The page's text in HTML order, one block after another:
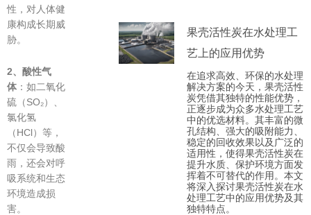
性，对人体健
康构成长期威
胁。
2、 酸性气
体 ：如二氧化
硫（SO₂）、
氯化氢
（HCl）等，
不仅会导致酸
雨，还会对呼
吸系统和生态
环境造成损
害。
果壳活性炭在水处理工
艺上的应用优势
在追求高效、环保的水处理
解决方案的今天，果壳活性
炭凭借其独特的性能优势，
正逐步成为众多水处理工艺
中的优选材料。其丰富的微
孔结构、强大的吸附能力、
稳定的回收效果以及广泛的
适用性，使得果壳活性炭在
提升水质、保护环境方面发
挥着不可替代的作用。本文
将深入探讨果壳活性炭在水
处理工艺中的应用优势及其
独特特点。